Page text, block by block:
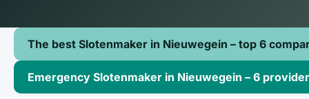
The best Slotenmaker in Nieuwegein – top 6
Emergency Slotenmaker in Nieuwegein – 6